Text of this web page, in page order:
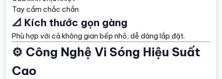
Tay cầm chắc chắn
📐 Kích thước gọn gàng
Phù hợp với cả không gian bếp nhỏ, dễ dàng lắp đặt.
⚙️ Công Nghệ Vi Sóng Hiệu Suất
Cao